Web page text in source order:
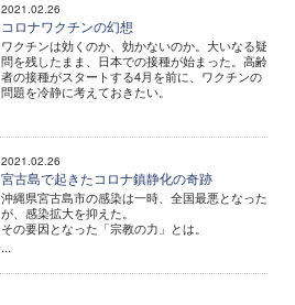
2021.02.26
コロナワクチンの幻想
ワクチンは効くのか、効かないのか。大いなる疑
問を残したまま、日本での接種が始まった。高齢
者の接種がスタートする4月を前に、ワクチンの
問題を冷静に考えておきたい。
2021.02.26
宮古島で起きたコロナ鎮静化の奇跡
沖縄県宮古島市の感染は一時、全国最悪となった
が、感染拡大を抑えた。
その要因となった「宗教の力」とは。
...